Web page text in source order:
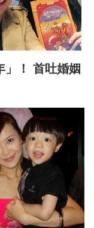
」！ 首吐婚姻